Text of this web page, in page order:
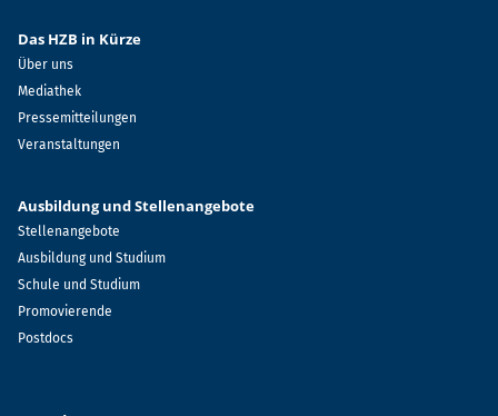
Das HZB in Kürze
Über uns
Mediathek
Pressemitteilungen
Veranstaltungen
Ausbildung und Stellenangebote
Stellenangebote
Ausbildung und Studium
Schule und Studium
Promovierende
Postdocs